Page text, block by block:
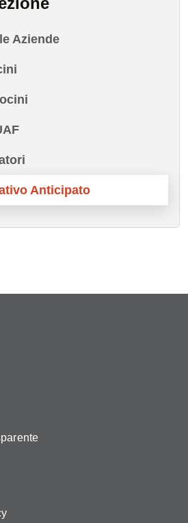
Aziende
Anticipato